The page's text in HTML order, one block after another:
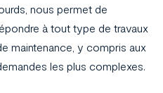
nous permet de
à tout type de travaux
maintenance, y compris aux
les plus complexes.